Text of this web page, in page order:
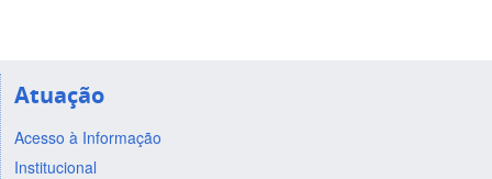
Atuação
Acesso à Informação
Institucional